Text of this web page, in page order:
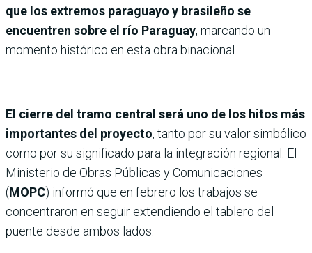
que los extremos paraguayo y brasileño se
encuentren sobre el río Paraguay, marcando un
momento histórico en esta obra binacional.
El cierre del tramo central será uno de los hitos más
importantes del proyecto, tanto por su valor simbólico
como por su significado para la integración regional. El
Ministerio de Obras Públicas y Comunicaciones
(MOPC) informó que en febrero los trabajos se
concentraron en seguir extendiendo el tablero del
puente desde ambos lados.